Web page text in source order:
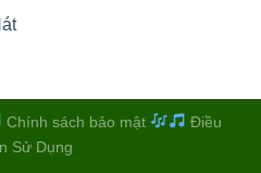
Chính sách bảo mật
Điều
Sử Dụng